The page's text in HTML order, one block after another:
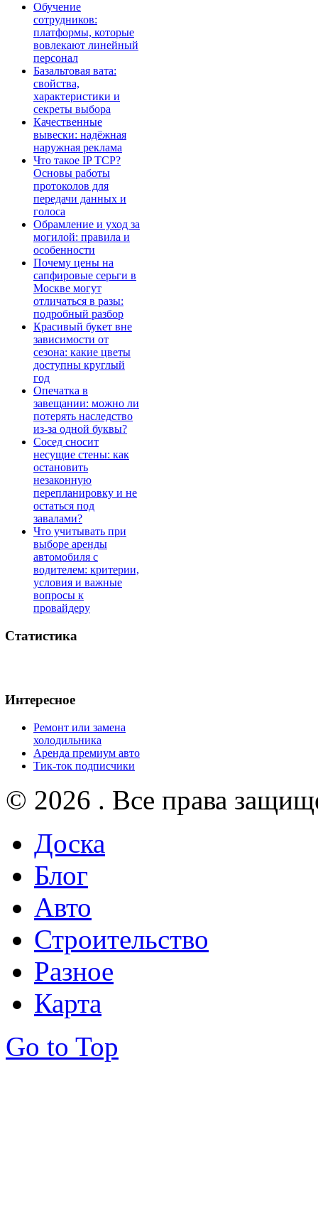
Обучение
сотрудников:
платформы, которые
вовлекают линейный
персонал
Базальтовая вата:
свойства,
характеристики и
секреты выбора
Качественные
вывески: надёжная
наружная реклама
Что такое IP TCP?
Основы работы
протоколов для
передачи данных и
голоса
Обрамление и уход за
могилой: правила и
особенности
Почему цены на
сапфировые серьги в
Москве могут
отличаться в разы:
подробный разбор
Красивый букет вне
зависимости от
сезона: какие цветы
доступны круглый
год
Опечатка в
завещании: можно ли
потерять наследство
из-за одной буквы?
Сосед сносит
несущие стены: как
остановить
незаконную
перепланировку и не
остаться под
завалами?
Что учитывать при
выборе аренды
автомобиля с
водителем: критерии,
условия и важные
вопросы к
провайдеру
Статистика
Интересное
Ремонт или замена
холодильника
Аренда премиум авто
Тик-ток подписчики
© 2026 . Все права
Доска
Блог
Авто
Строительство
Разное
Карта
Go to Top